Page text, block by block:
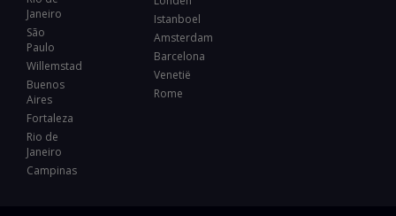
Janeiro
São
Paulo
Willemstad
Buenos
Aires
Fortaleza
Rio de
Janeiro
Campinas
Istanboel
Amsterdam
Barcelona
Venetië
Rome